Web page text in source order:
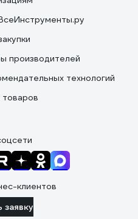
производителей
технологий
товаров
клиентов
заявку